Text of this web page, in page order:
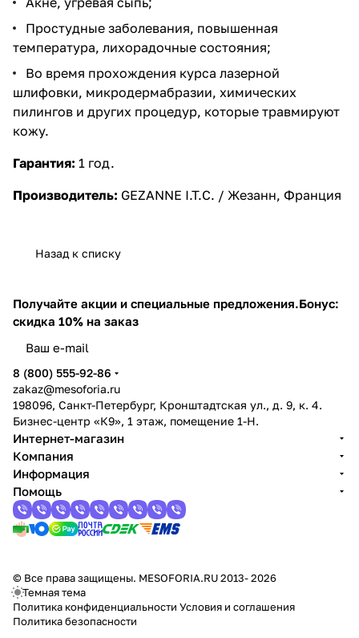
Простудные заболевания, повышенная
температура, лихорадочные состояния;
Во время прохождения курса лазерной
шлифовки, микродермабразии, химических
пилингов и других процедур, которые травмируют
кожу.
Гарантия: 1 год.
Производитель: GEZANNE I.T.C. / Жезанн, Франция
Назад к списку
Получайте акции и специальные предложения.Бонус:
скидка 10% на заказ
8 (800) 555-92-86
zakaz@mesoforia.ru
198096, Санкт-Петербург, Кронштадтская ул., д. 9, к. 4.
Бизнес-центр «К9», 1 этаж, помещение 1-Н.
Интернет-магазин
Компания
Информация
Помощь
© Все права защищены. MESOFORIA.RU 2013- 2026
Темная тема
Политика конфиденциальности Условия и соглашения
Политика безопасности